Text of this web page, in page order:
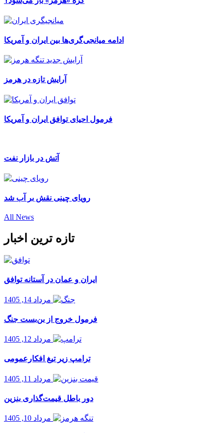
ادامه میانجی‌گری‌ها بین ایران و آمریکا
آرایش تازه در هرمز
فرمول احیای توافق ایران و آمریکا
آتش در بازار نفت
رویای چینی نقش بر آب شد
All News
تازه ترین اخبار
ایران و عمان در آستانه توافق
مرداد 14, 1405
فرمول خروج از بن‌بست جنگ
مرداد 12, 1405
ترامپ زیر تیغ افکارعمومی
مرداد 11, 1405
دور باطل قیمت‌گذاری بنزین
مرداد 10, 1405